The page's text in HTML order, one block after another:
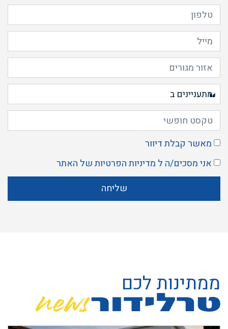
מאשר קבלת דיוור
אני מסכים/ה ל מדיניות הפרטיותשל האתר
שליחה
ממתינות לכם